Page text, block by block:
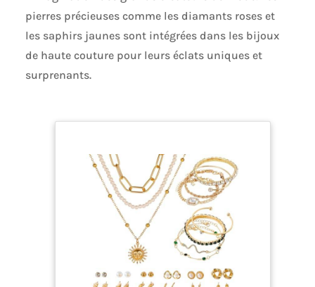
pierres précieuses comme les diamants roses et
les saphirs jaunes sont intégrées dans les bijoux
de haute couture pour leurs éclats uniques et
surprenants.